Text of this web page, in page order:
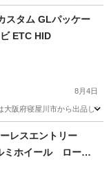
スタム GLパッケー
ETC HID
8月4日
阪府寝屋川市から出品し
ーレスエントリー
ホイール ローダ
アコン パワステ